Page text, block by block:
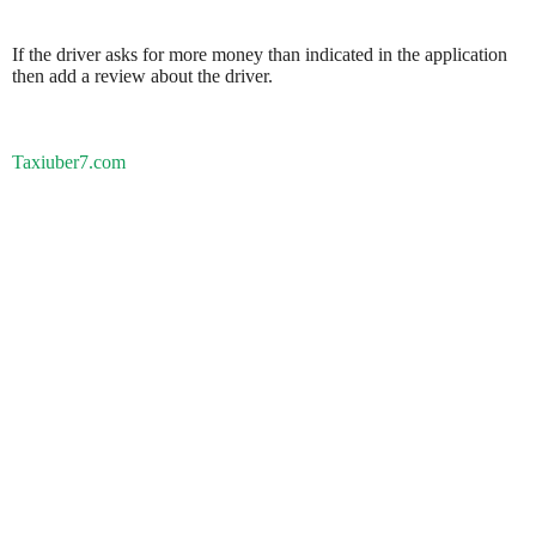
If the driver asks for more money than indicated in the application
then add a review about the driver.
Taxiuber7.com